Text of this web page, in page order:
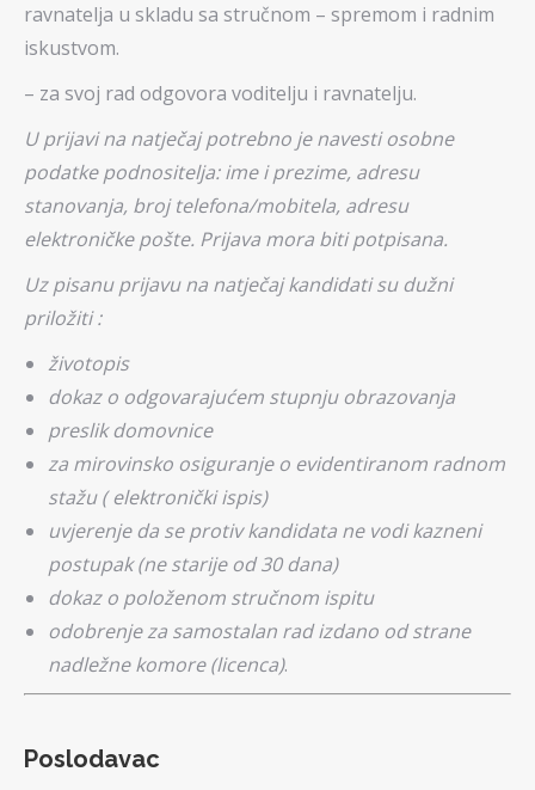
ravnatelja u skladu sa stručnom – spremom i radnim
iskustvom.
– za svoj rad odgovora voditelju i ravnatelju.
U prijavi na natječaj potrebno je navesti osobne
podatke podnositelja: ime i prezime, adresu
stanovanja, broj telefona/mobitela, adresu
elektroničke pošte. Prijava mora biti potpisana.
Uz pisanu prijavu na natječaj kandidati su dužni
priložiti :
životopis
dokaz o odgovarajućem stupnju obrazovanja
preslik domovnice
za mirovinsko osiguranje o evidentiranom radnom
stažu ( elektronički ispis)
uvjerenje da se protiv kandidata ne vodi kazneni
postupak (ne starije od 30 dana)
dokaz o položenom stručnom ispitu
odobrenje za samostalan rad izdano od strane
nadležne komore (licenca).
Poslodavac